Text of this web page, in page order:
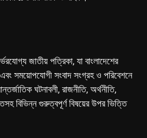
জাতীয় পত্রিকা, যা বাংলাদেশের
সময়োপযোগী সংবাদ সংগ্রহ ও পরিবেশনে
ঘটনাবলী, রাজনীতি, অর্থনীতি,
বিভিন্ন গুরুত্বপূর্ণ বিষয়ের উপর ভিত্তি